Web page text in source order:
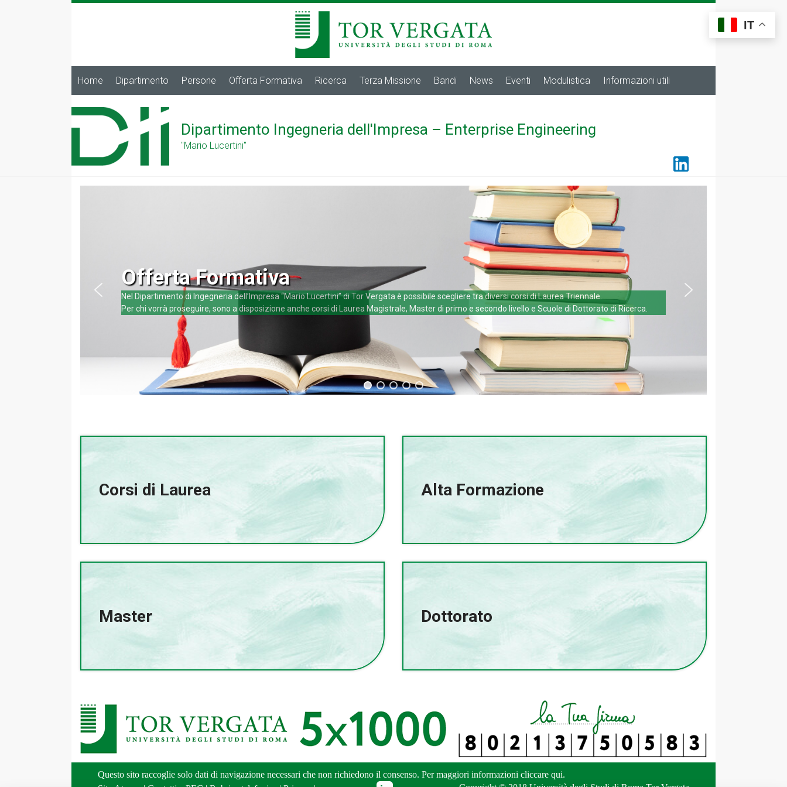
Home Dipartimento Persone Offerta Formativa Ricerca Terza Missione Bandi News Eventi Modulistica Informazioni utili
Dipartimento Ingegneria dell'Impresa – Enterprise Engineering
"Mario Lucertini"
Offerta Formativa
Nel Dipartimento di Ingegneria dell’Impresa “Mario Lucertini” di Tor Vergata è possibile scegliere tra diversi corsi di Laurea Triennale.
Per chi vorrà proseguire, sono a disposizione anche corsi di Laurea Magistrale, Master di primo e secondo livello e Scuole di Dottorato di Ricerca.
Corsi di Laurea Alta Formazione
Master Dottorato
Questo sito raccoglie solo dati di navigazione necessari che non richiedono il consenso. Per maggiori informazioni cliccare qui.
IT